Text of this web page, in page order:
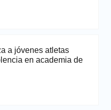
a jóvenes atletas
en academia de